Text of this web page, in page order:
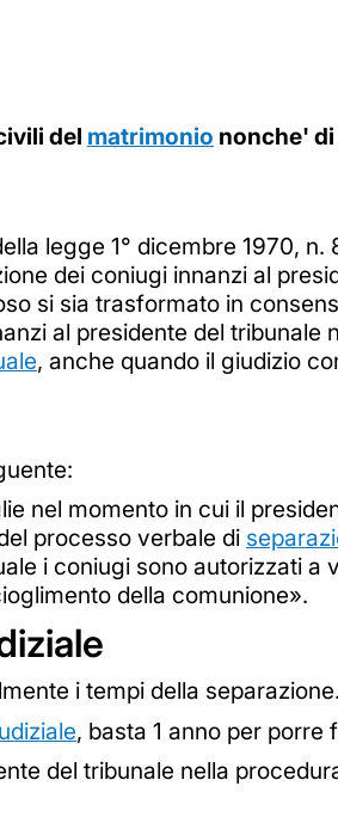
del matrimonio nonche'
legge 1° dicembre 1970,
dei coniugi innanzi al
si sia trasformato in
al presidente del tribunale
, anche quando il giudizio
nel momento in cui il
processo verbale di
i coniugi sono autorizzati a
della comunione».
i tempi della separazione.
, basta 1 anno per porre
del tribunale nella